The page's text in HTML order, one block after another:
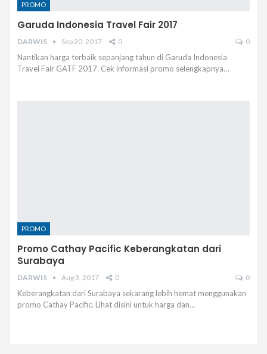
PROMO
Garuda Indonesia Travel Fair 2017
DARWIS Sep 20, 2017 0 0
Nantikan harga terbaik sepanjang tahun di Garuda Indonesia
Travel Fair GATF 2017. Cek informasi promo selengkapnya…
PROMO
Promo Cathay Pacific Keberangkatan dari
Surabaya
DARWIS Aug 3, 2017 0 0
Keberangkatan dari Surabaya sekarang lebih hemat menggunakan
promo Cathay Pacific. Lihat disini untuk harga dan…